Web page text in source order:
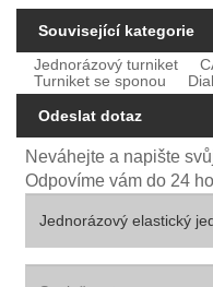
Související kategorie
Jednorázový turniket
Turniket se sponou
Odeslat dotaz
Neváhejte a napište
Odpovíme vám do 24